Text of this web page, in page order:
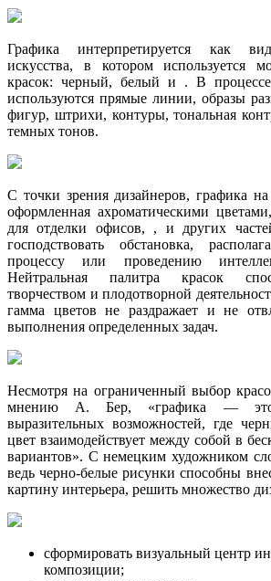
Графика интерпретируется как вид
искусства, в котором используется
красок: черный, белый и . В процессе
используются прямые линии, образы
фигур, штрихи, контуры, тональная
темных тонов.
С точки зрения дизайнеров, графика на
оформленная ахроматическими
для отделки офисов, , и других
господствовать обстановка,
процессу или проведению
Нейтральная палитра красок
творчеством и плодотворной
гамма цветов не раздражает и не
выполнения определенных задач.
Несмотря на ограниченный выбор
мнению А. Бер, «графика —
выразительных возможностей, где
цвет взаимодействует между собой в
вариантов». С немецким художником
ведь черно-белые рисунки способны
картину интерьера, решить множество
сформировать визуальный центр
композиции;